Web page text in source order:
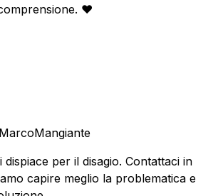
❤️
per il disagio. Contattaci in
capire meglio la problematica e